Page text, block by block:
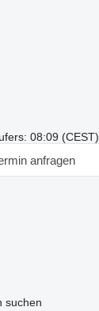
08:09 (CEST)
anfragen
suchen